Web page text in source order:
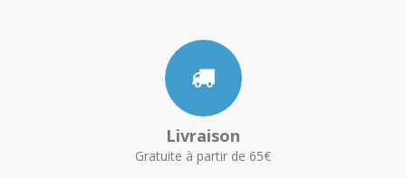
Livraison
Gratuite à partir de 65€